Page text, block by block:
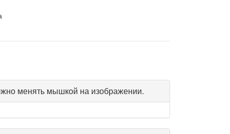
менять мышкой на изображении.